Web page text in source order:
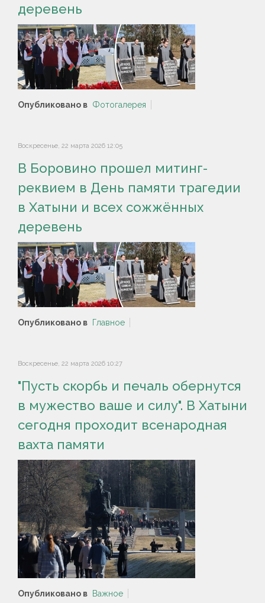
деревень
Опубликовано в Фотогалерея
Воскресенье, 22 марта 2026 12:05
В Боровино прошел митинг-
реквием в День памяти трагедии
в Хатыни и всех сожжённых
деревень
Опубликовано в Главное
Воскресенье, 22 марта 2026 10:27
"Пусть скорбь и печаль обернутся
в мужество ваше и силу". В Хатыни
сегодня проходит всенародная
вахта памяти
Опубликовано в Важное